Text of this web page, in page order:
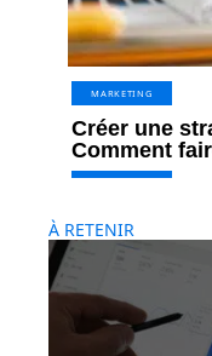
MARKETING
Créer une
Comment
À RETENIR